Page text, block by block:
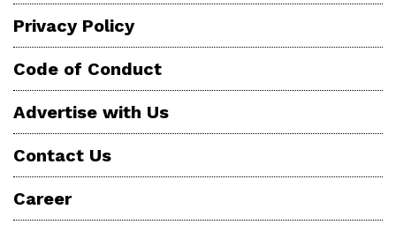
Privacy Policy
Code of Conduct
Advertise with Us
Contact Us
Career